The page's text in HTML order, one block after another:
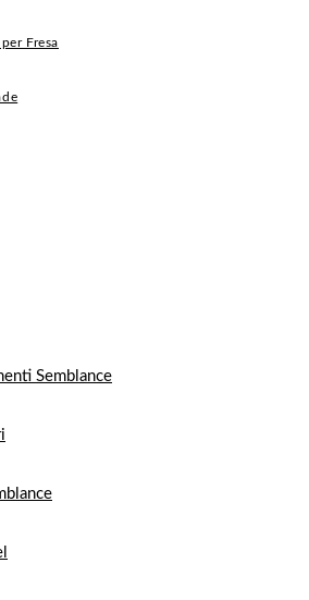
Fresa
Semblance